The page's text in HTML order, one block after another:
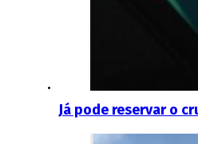
Já pode reservar o